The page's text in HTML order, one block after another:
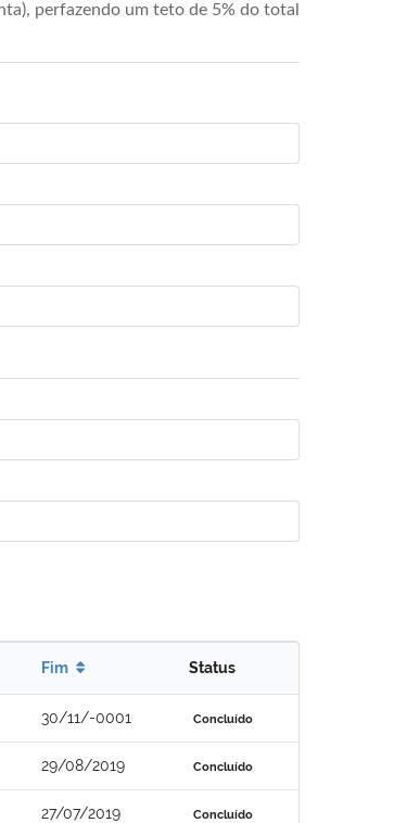
perfazendo um teto de 5% do total
Fim Status
30/11/-0001 Concluído
29/08/2019 Concluído
27/07/2019 Concluído